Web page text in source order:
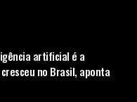
artificial é a
no Brasil, aponta